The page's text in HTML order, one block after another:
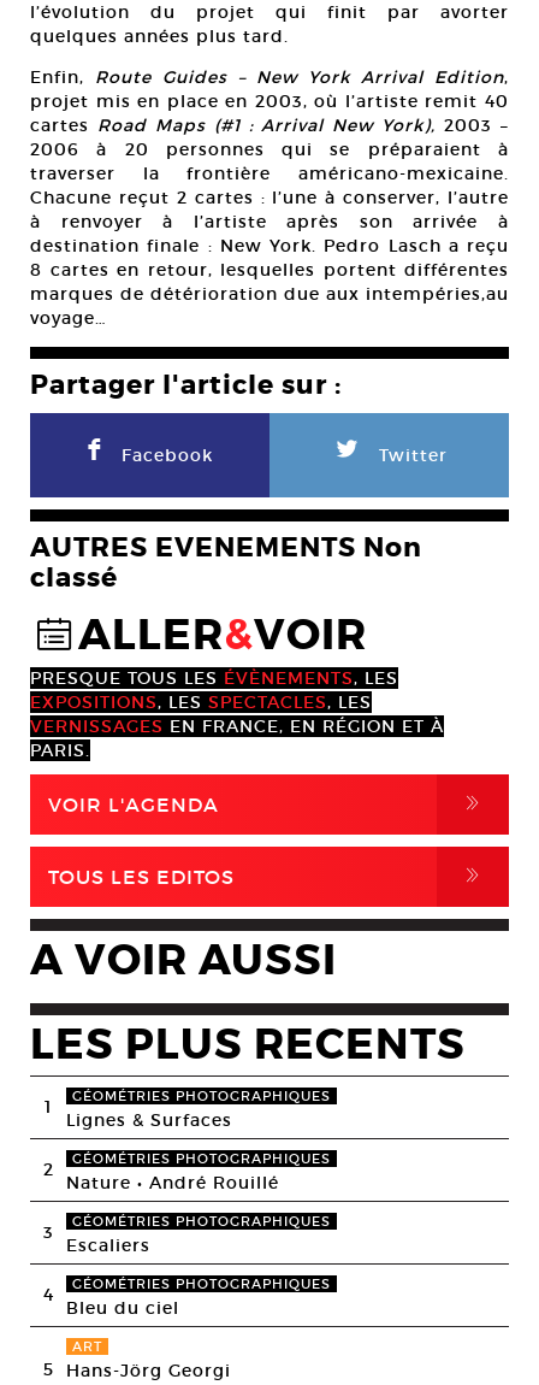
l’évolution du projet qui finit par avorter
quelques années plus tard.
Enfin, Route Guides – New York Arrival Edition,
projet mis en place en 2003, où l’artiste remit 40
cartes Road Maps (#1 : Arrival New York), 2003 –
2006 à 20 personnes qui se préparaient à
traverser la frontière américano-mexicaine.
Chacune reçut 2 cartes : l’une à conserver, l’autre
à renvoyer à l’artiste après son arrivée à
destination finale : New York. Pedro Lasch a reçu
8 cartes en retour, lesquelles portent différentes
marques de détérioration due aux intempéries,au
voyage…
Partager l'article sur :
F Facebook L Twitter
AUTRES EVENEMENTS Non
classé
@ALLER&VOIR
PRESQUE TOUS LES ÉVÈNEMENTS, LES
EXPOSITIONS, LES SPECTACLES, LES
VERNISSAGES EN FRANCE, EN RÉGION ET À
PARIS.
VOIR L'AGENDA ,
TOUS LES EDITOS ,
A VOIR AUSSI
LES PLUS RECENTS
1 GÉOMÉTRIES PHOTOGRAPHIQUES
Lignes & Surfaces
2 GÉOMÉTRIES PHOTOGRAPHIQUES
Nature • André Rouillé
3 GÉOMÉTRIES PHOTOGRAPHIQUES
Escaliers
4 GÉOMÉTRIES PHOTOGRAPHIQUES
Bleu du ciel
5
ART
Hans-Jörg Georgi